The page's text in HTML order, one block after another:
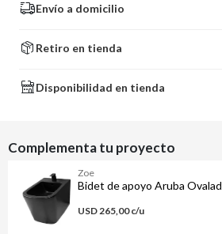
Envío a domicilio
Retiro en tienda
Disponibilidad en tienda
Complementa tu proyecto
Zoe
Bidet de apoyo Aruba
USD 265,00 c/u